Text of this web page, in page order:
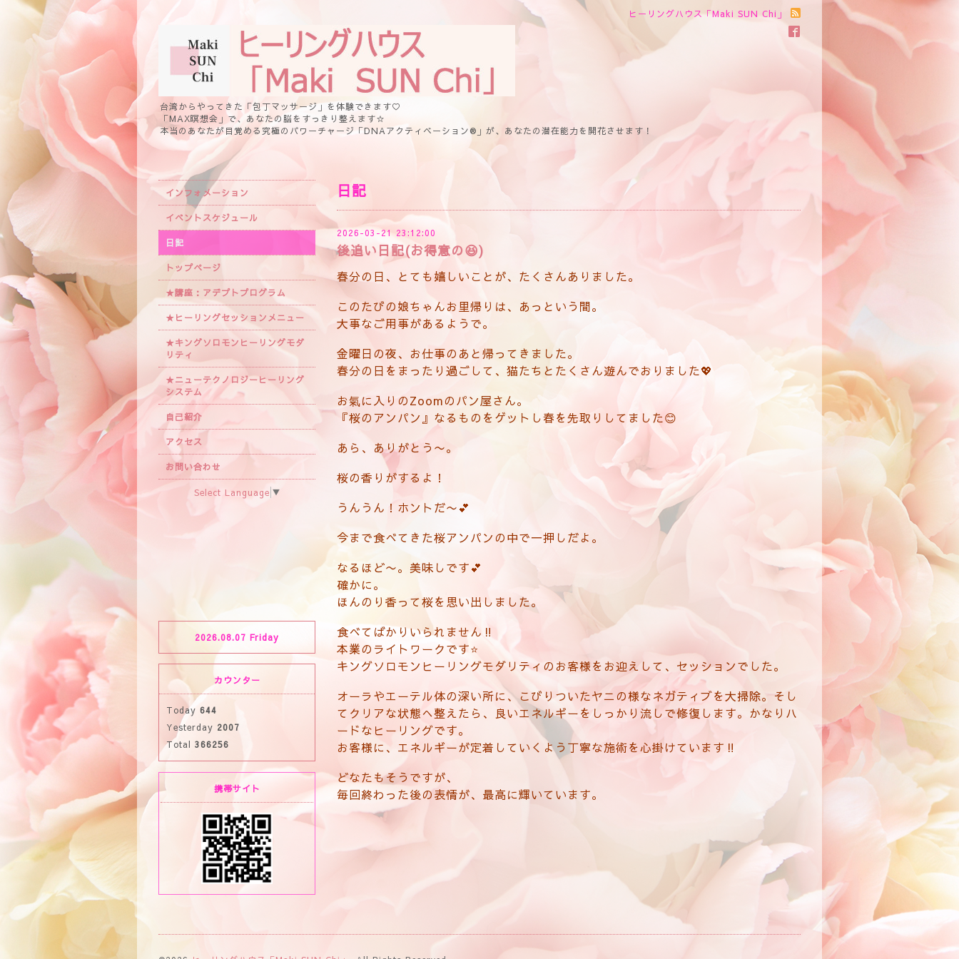
ヒーリングハウス「Maki SUN Chi」
台湾からやってきた「包丁マッサージ」を体験できます♡
「MAX瞑想会」で、あなたの脳をすっきり整えます☆
本当のあなたが目覚める究極のパワーチャージ「DNAアクティベーション®」が、あなたの潜在能力を開花させます！
日記
2026-03-21 23:12:00
後追い日記(お得意の😆)
春分の日、とても嬉しいことが、たくさんありました。
このたびの娘ちゃんお里帰りは、あっという間。
大事なご用事があるようで。
金曜日の夜、お仕事のあと帰ってきました。
春分の日をまったり過ごして、猫たちとたくさん遊んでおりました💖
お氣に入りのZoomのパン屋さん。
『桜のアンパン』なるものをゲットし春を先取りしてました😊
あら、ありがとう〜。
桜の香りがするよ！
うんうん！ホントだ〜💕
今まで食べてきた桜アンパンの中で一押しだよ。
なるほど〜。美味しです💕
確かに。
ほんのり香って桜を思い出しました。
食べてばかりいられません‼️
本業のライトワークです⭐️
キングソロモンヒーリングモダリティのお客様をお迎えして、セッションでした。
オーラやエーテル体の深い所に、こびりついたヤニの様なネガティブを大掃除。そし
てクリアな状態へ整えたら、良いエネルギーをしっかり流しで修復します。かなりハ
ードなヒーリングです。
お客様に、エネルギーが定着していくよう丁寧な施術を心掛けています‼️
どなたもそうですが、
毎回終わった後の表情が、最高に輝いています。
インフォメーション
イベントスケジュール
日記
トップページ
★講座：アデプトプログラム
★ヒーリングセッションメニュー
★キングソロモンヒーリングモダ
リティ
★ニューテクノロジーヒーリング
システム
自己紹介
アクセス
お問い合わせ
Select Language ▼
2026.08.07 Friday
カウンター
Today 644
Yesterday 2007
Total 366256
携帯サイト